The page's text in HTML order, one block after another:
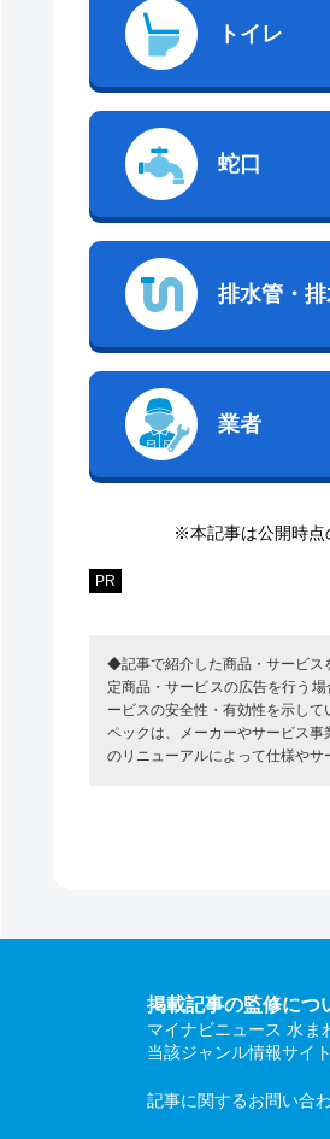
トイレ
蛇口
排水管・排
業者
※本記事は公開時点
PR
◆記事で紹介した商品・サービス
定商品・サービスの広告を行う
ービスの安全性・有効性を示し
ペックは、メーカーやサービス
のリニューアルによって仕様やサ
掲載記事の監修につ
マイナビニュース 水ま
当該ジャンル情報サイ
記事に関するお問い合